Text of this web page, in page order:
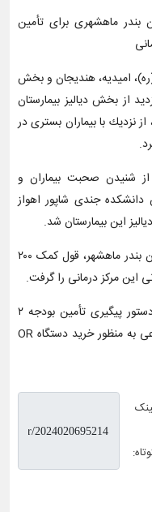
ماهشهری برای تأمین
امیدیه، هندیجان و بخش
از بخش دياليز بيمارستان
نزديك با بيماران بستری در
شنیدن صحبت بیماران و
جندی شاپور اهواز
این بیمارستان شد.
حیات ‌مقدم در تماس تلفنی با یکی از خیران بندر ماهشهر، قول کمک ۲۰۰
این مرکز درمانی را گرفت.
حیات‌مقدم همچنین به مسئول دفتر خود دستور پیگیری تأمین بودجه ۲
میلیارد تومانی از محل مسئولیت‌های اجتماعی به منظور خرید دستگاه OR